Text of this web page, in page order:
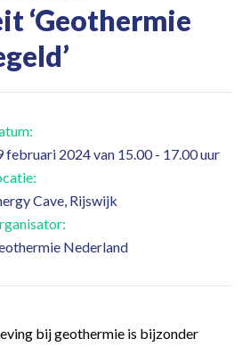
‘Geothermie
februari 2024 van 15.00 - 17.00 uur
Cave, Rijswijk
Nederland
bij geothermie is bijzonder